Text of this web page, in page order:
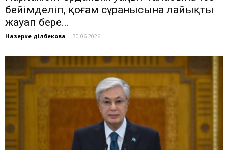
бейімделіп, қоғам сұранысына лайықты
жауап бере...
Назерке Әділбекова - 30.06.2026